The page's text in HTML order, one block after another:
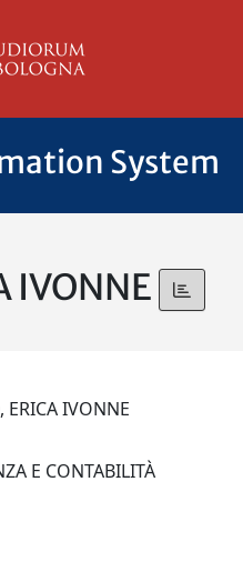
System
IVONNE
ERICA IVONNE
E CONTABILITÀ